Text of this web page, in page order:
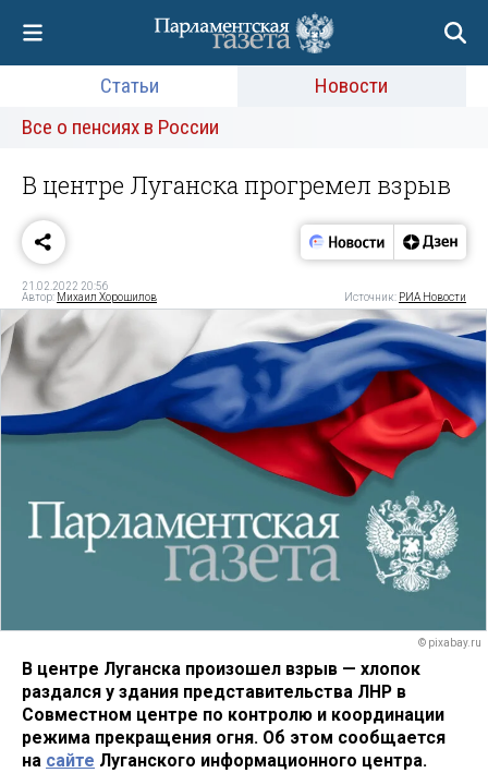
Статьи
Новости
Все о пенсиях в России
В центре Луганска прогремел взрыв
21.02.2022 20:56
Автор: Михаил Хорошилов Источник: РИА Новости
© pixabay.ru
В центре Луганска произошел взрыв — хлопок
раздался у здания представительства ЛНР в
Совместном центре по контролю и координации
режима прекращения огня. Об этом сообщается
на сайте Луганского информационного центра.